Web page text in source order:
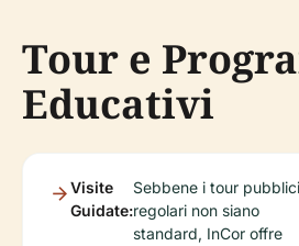
Tour e
Educativi
Visite
Guidate:
Sebbene i tour pubblici
regolari non siano
standard, InCor offre